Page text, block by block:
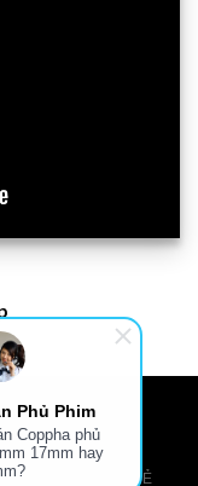
COPPHA
PALLETS, VÁN SẺ
Phủ Phim
Coppha phủ
17mm hay